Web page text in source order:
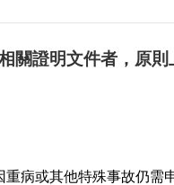
證明文件者，原則
病或其他特殊事故仍需